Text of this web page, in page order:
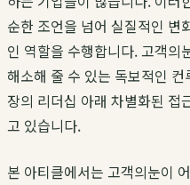
순한 조언을 넘어 실질적인 변
인 역할을 수행합니다.고객의
해소해 줄 수 있는 독보적인
장의 리더십 아래 차별화된 접
고 있습니다.
본 아티클에서는 고객의눈이